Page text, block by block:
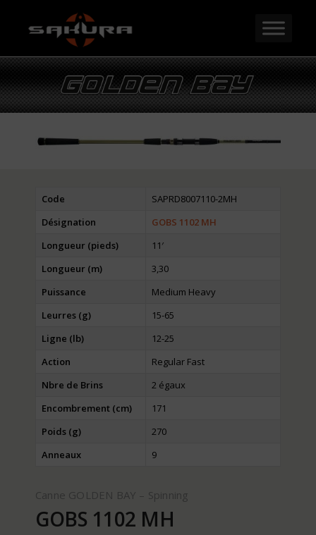
Code
SAPRD8007110-2MH
Désignation
GOBS 1102 MH
Longueur (pieds)
11′
Longueur (m)
3,30
Puissance
Medium Heavy
Leurres (g)
15-65
Ligne (lb)
12-25
Action
Regular Fast
Nbre de Brins
2 égaux
Encombrement (cm)
171
Poids (g)
270
Anneaux
9
Canne GOLDEN BAY – Spinning
GOBS 1102 MH